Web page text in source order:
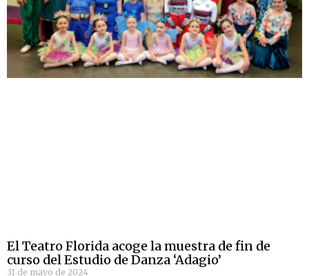
El Teatro Florida acoge la muestra de fin de
curso del Estudio de Danza ‘Adagio’
31 de mayo de 2024